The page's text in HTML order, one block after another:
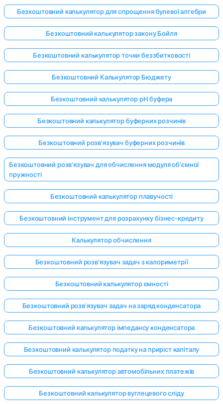
Безкоштовний калькулятор для спрощення булевої алгебри
Безкоштовний калькулятор закону Бойля
Безкоштовний калькулятор точки беззбитковості
Безкоштовний Калькулятор Бюджету
Безкоштовний калькулятор pH буфера
Безкоштовний калькулятор буферних розчинів
Безкоштовний розв'язувач буферних розчинів
Безкоштовний розв'язувач для обчислення модуля об'ємної
пружності
Безкоштовний калькулятор плавучості
Безкоштовний інструмент для розрахунку бізнес-кредиту
Калькулятор обчислення
Безкоштовний розв'язувач задач з калориметрії
Безкоштовний калькулятор ємності
Безкоштовний розв'язувач задач на заряд конденсатора
Безкоштовний калькулятор імпедансу конденсатора
Безкоштовний калькулятор податку на приріст капіталу
Безкоштовний калькулятор автомобільних платежів
Безкоштовний калькулятор вуглецевого сліду